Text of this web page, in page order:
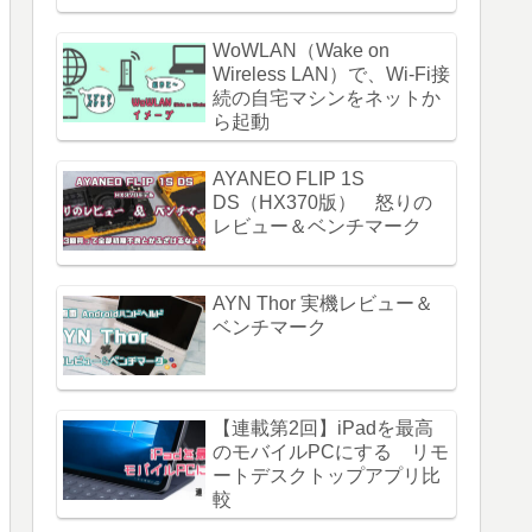
WoWLAN（Wake on
Wireless LAN）で、Wi-Fi接
続の自宅マシンをネットか
ら起動
AYANEO FLIP 1S
DS（HX370版） 怒りの
レビュー＆ベンチマーク
AYN Thor 実機レビュー＆
ベンチマーク
【連載第2回】iPadを最高
のモバイルPCにする リモ
ートデスクトップアプリ比
較